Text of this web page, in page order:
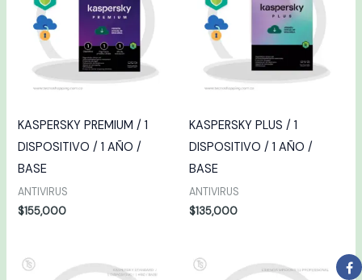
KASPERSKY PREMIUM / 1
DISPOSITIVO / 1 AÑO /
BASE
ANTIVIRUS
$155,000
KASPERSKY PLUS / 1
DISPOSITIVO / 1 AÑO /
BASE
ANTIVIRUS
$135,000